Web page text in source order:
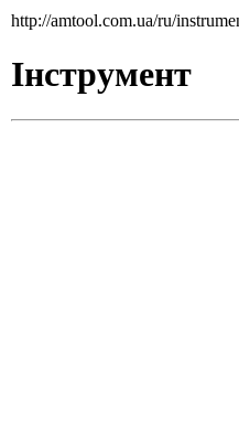
http://amtool.com.ua/ru/
Інструмент